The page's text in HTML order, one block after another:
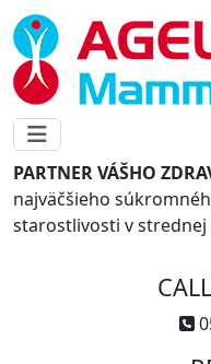
PARTNER VÁŠHO
najväčšieho
starostlivosti v strednej